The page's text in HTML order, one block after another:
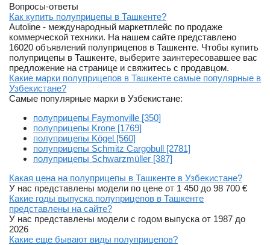
Вопросы-ответы
Как купить полуприцепы в Ташкенте?
Autoline - международный маркетплейс по продаже
коммерческой техники. На нашем сайте представлено
16020 объявлений полуприцепов в Ташкенте. Чтобы купить
полуприцепы в Ташкенте, выберите заинтересовавшее вас
предложение на странице и свяжитесь с продавцом.
Какие марки полуприцепов в Ташкенте самые популярные в
Узбекистане?
Самые популярные марки в Узбекистане:
полуприцепы Faymonville [350]
полуприцепы Krone [1769]
полуприцепы Kögel [560]
полуприцепы Schmitz Cargobull [2781]
полуприцепы Schwarzmüller [387]
Какая цена на полуприцепы в Ташкенте в Узбекистане?
У нас представлены модели по цене от 1 450 до 98 700 €
Какие годы выпуска полуприцепов в Ташкенте
представлены на сайте?
У нас представлены модели с годом выпуска от 1987 до
2026
Какие еще бывают виды полуприцепов?